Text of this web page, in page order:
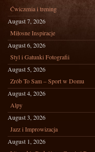
Ćwiczenia i trening
August 7, 2026
Miłosne Inspiracje
August 6, 2026
Styl i Gatunki Fotografii
August 5, 2026
Zrób To Sam – Sport w Domu
August 4, 2026
Alpy
August 3, 2026
Jazz i Improwizacja
August 1, 2026